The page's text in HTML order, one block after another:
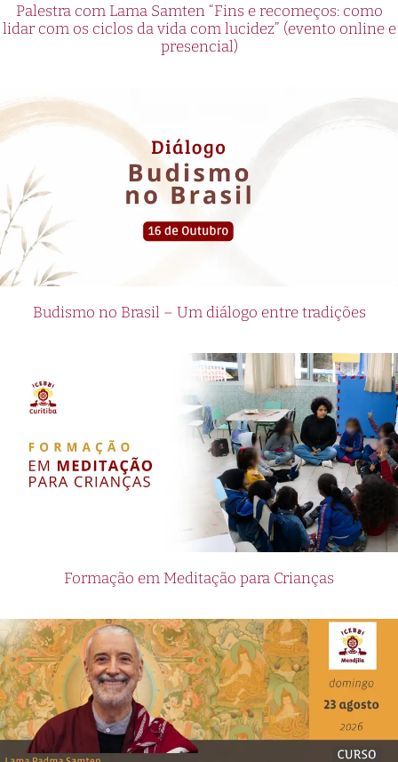
Palestra com Lama Samten “Fins e recomeços: como
lidar com os ciclos da vida com lucidez” (evento online e
presencial)
Budismo no Brasil – Um diálogo entre tradições
Formação em Meditação para Crianças